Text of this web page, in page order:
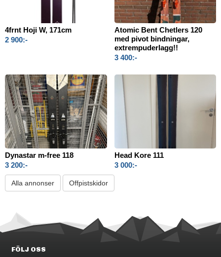
4frnt Hoji W, 171cm
2 900:-
Atomic Bent Chetlers 120
med pivot bindningar,
extrempuderlagg!!
3 400:-
Dynastar m-free 118
3 200:-
Head Kore 111
3 000:-
Alla annonser Offpistskidor
FÖLJ OSS